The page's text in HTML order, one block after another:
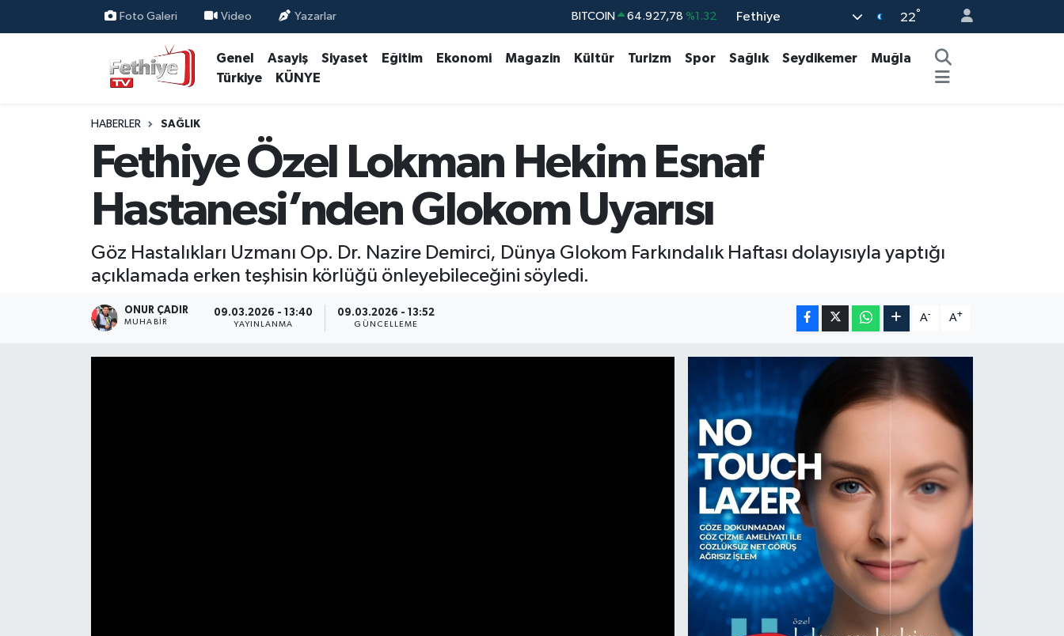
Foto Galeri Video Yazarlar DOLAR 47,5894 %0.08
BITCOIN 64.927,78 %1.32
Fethiye 22°
Genel Asayiş Siyaset Eğitim Ekonomi Magazin Kültür Turizm Spor Sağlık Seydikemer
Muğla
Türkiye
KÜNYE
HABERLER SAĞLIK
Fethiye Özel Lokman Hekim Esnaf
Hastanesi’nden Glokom Uyarısı
Göz Hastalıkları Uzmanı Op. Dr. Nazire Demirci, Dünya Glokom Farkındalık Haftası dolayısıyla yaptığı
açıklamada erken teşhisin körlüğü önleyebileceğini söyledi.
ONUR ÇADIR
MUHABİR
09.03.2026 - 13:40
YAYINLANMA
09.03.2026 - 13:52
GÜNCELLEME
A- A+
Muğla Nöbetçi Eczaneler
Muğla Namaz Vakitleri
Muğla Trafik Yoğunluk Haritası
Süper Lig Puan Durumu ve Fikstür
Tüm Manşetler
Son Dakika Haberleri